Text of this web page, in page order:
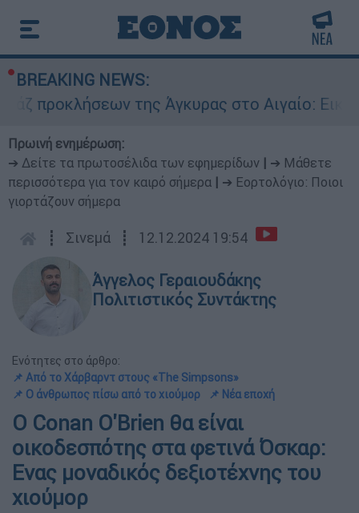
BREAKING NEWS:
της Άγκυρας στο Αιγαίο: Εικονική
Πρωινή ενημέρωση:
➔ Δείτε τα πρωτοσέλιδα των εφημερίδων
➔ Μάθετε
περισσότερα για τον καιρό σήμερα
➔ Εορτολόγιο: Ποιοι
γιορτάζουν σήμερα
┋ Σινεμά ┋ 12.12.2024 19:54
Άγγελος Γεραιουδάκης
Πολιτιστικός Συντάκτης
Ενότητες στο άρθρο:
📌 Από το Χάρβαρντ στους «The Simpsons»
📌 Ο άνθρωπος πίσω από το χιούμορ
📌 Νέα εποχή
Ο Conan O'Brien θα είναι
οικοδεσπότης στα φετινά Όσκαρ:
Ενας μοναδικός δεξιοτέχνης του
χιούμορ